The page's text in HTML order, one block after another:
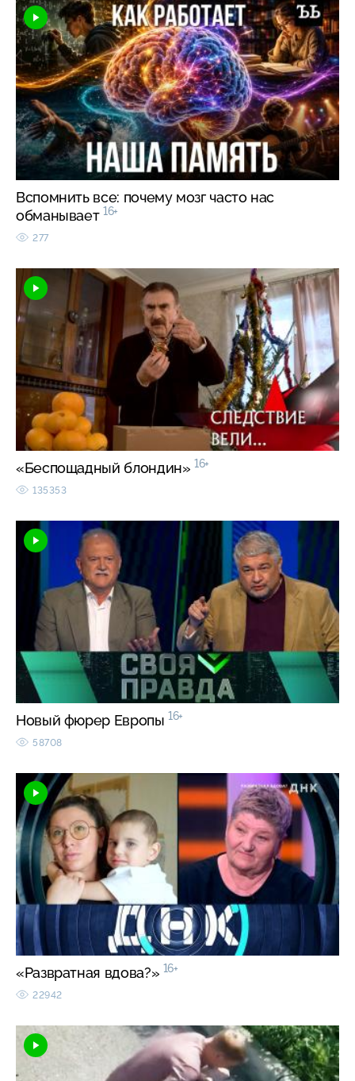
Вспомнить все: почему мозг часто нас
обманывает 16+
277
«Беспощадный блондин» 16+
135353
Новый фюрер Европы 16+
58708
«Развратная вдова?» 16+
22942